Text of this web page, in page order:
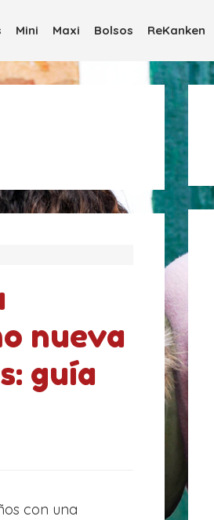
Mini Maxi Bolsos ReKanken
nueva
guía
con una